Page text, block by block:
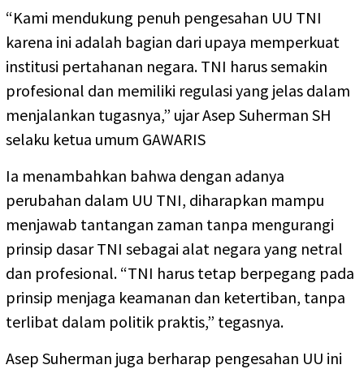
“Kami mendukung penuh pengesahan UU TNI
karena ini adalah bagian dari upaya memperkuat
institusi pertahanan negara. TNI harus semakin
profesional dan memiliki regulasi yang jelas dalam
menjalankan tugasnya,” ujar Asep Suherman SH
selaku ketua umum GAWARIS
Ia menambahkan bahwa dengan adanya
perubahan dalam UU TNI, diharapkan mampu
menjawab tantangan zaman tanpa mengurangi
prinsip dasar TNI sebagai alat negara yang netral
dan profesional. “TNI harus tetap berpegang pada
prinsip menjaga keamanan dan ketertiban, tanpa
terlibat dalam politik praktis,” tegasnya.
Asep Suherman juga berharap pengesahan UU ini